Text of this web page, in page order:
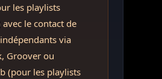
les playlists
le contact de
via
Groover ou
(pour les playlists